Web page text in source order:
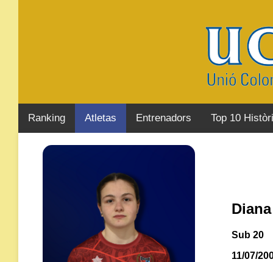
Ranking Atletas Entrenadors Top 10
Sub 20
11/07/